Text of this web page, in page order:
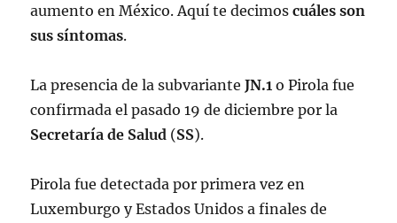
aumento en México. Aquí te decimoscuáles son
sus síntomas.
La presencia de la subvarianteJN.1 o Pirola fue
confirmada el pasado 19 de diciembre por la
Secretaría de Salud (SS).
Pirola fue detectada por primera vez en
Luxemburgo y Estados Unidos a finales de